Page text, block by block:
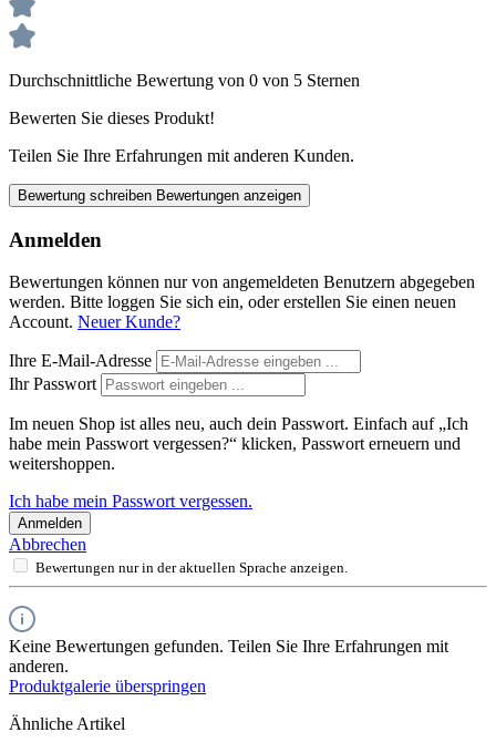
Durchschnittliche Bewertung von 0 von 5 Sternen
Bewerten Sie dieses Produkt!
Teilen Sie Ihre Erfahrungen mit anderen Kunden.
Bewertung schreiben Bewertungen anzeigen
Anmelden
Bewertungen können nur von angemeldeten Benutzern abgegeben
werden. Bitte loggen Sie sich ein, oder erstellen Sie einen neuen
Account. Neuer Kunde?
Ihre E-Mail-Adresse
Ihr Passwort
Im neuen Shop ist alles neu, auch dein Passwort. Einfach auf „Ich
habe mein Passwort vergessen?“ klicken, Passwort erneuern und
weitershoppen.
Ich habe mein Passwort vergessen.
Anmelden
Abbrechen
Bewertungen nur in der aktuellen Sprache anzeigen.
Keine Bewertungen gefunden. Teilen Sie Ihre Erfahrungen mit
anderen.
Produktgalerie überspringen
Ähnliche Artikel